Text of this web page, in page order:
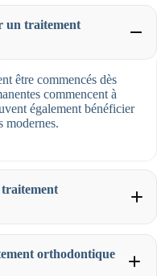
un traitement
être commencés dès
commencent à
également bénéficier
modernes.
traitement
orthodontique